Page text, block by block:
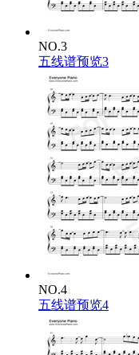
NO.3
五线谱预览3
NO.4
五线谱预览4